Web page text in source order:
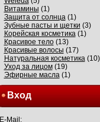
Витамины (1)
Защита от солнца(1)
Зубные пасты и щетки (3)
Корейская косметика(1)
Красивое тело(13)
Красивые волосы (17)
Натуральная косметика(10)
Уход за лицом(19)
Эфирные масла(1)
Вход
E-Mail: